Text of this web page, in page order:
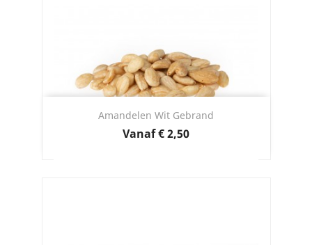
Amandelen Wit Gebrand
VanafPrijs
€ 2,50